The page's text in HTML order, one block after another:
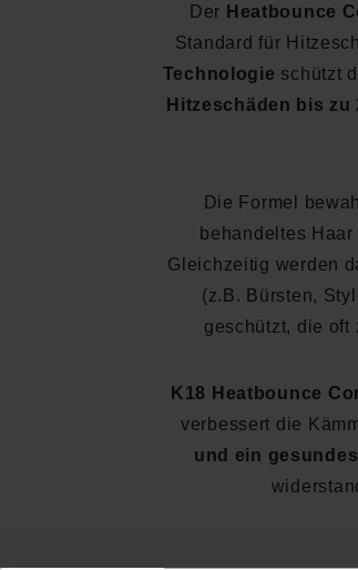
Der Heatbounce
Standard für
Technologie schützt
Hitzeschäden bis zu
Die Formel
behandeltes
Gleichzeitig werden
(z.B. Bürsten,
geschützt, die oft
K18 Heatbounce
verbessert die
und ein